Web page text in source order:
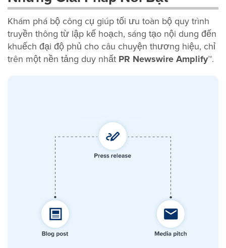
Khám phá bộ công cụ giúp tối ưu toàn bộ quy trình
truyền thông từ lập kế hoạch, sáng tạo nội dung đến
khuếch đại độ phủ cho câu chuyện thương hiệu, chỉ
trên một nền tảng duy nhất PR Newswire Amplify™.